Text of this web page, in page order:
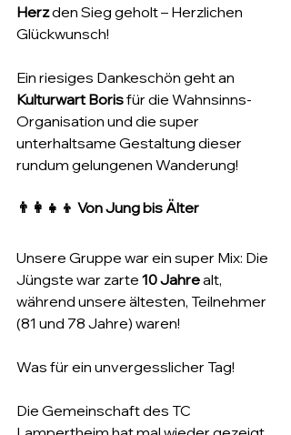
Herz den Sieg geholt – Herzlichen
Glückwunsch!
Ein riesiges Dankeschön geht an
Kulturwart Boris für die Wahnsinns-
Organisation und die super
unterhaltsame Gestaltung dieser
rundum gelungenen Wanderung!
👨‍👩‍👧‍👦 Von Jung bis Älter
Unsere Gruppe war ein super Mix: Die
Jüngste war zarte 10 Jahre alt,
während unsere ältesten, Teilnehmer
(81 und 78 Jahre) waren!
Was für ein unvergesslicher Tag!
Die Gemeinschaft des TC